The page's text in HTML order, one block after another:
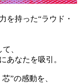
を持った“ラウド・
、
あなたを吸引。
”の感動を、